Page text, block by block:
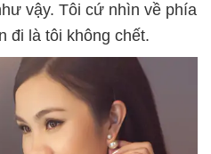
vậy. Tôi cứ nhìn về phía
đi là tôi không chết.